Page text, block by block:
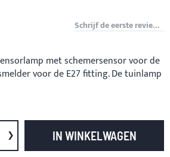
Schrijf de eerste review over dit product
met schemersensor voor de
voor de E27 fitting. De tuinlamp
IN WINKELWAGEN